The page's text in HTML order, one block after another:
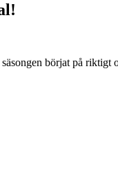
börjat på